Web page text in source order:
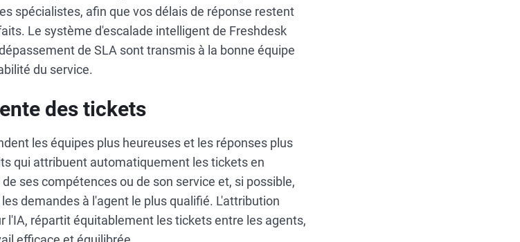
spécialistes, afin que vos délais de réponse restent
Le système d'escalade intelligent de Freshdesk
de SLA sont transmis à la bonne équipe
du service.
des tickets
les équipes plus heureuses et les réponses plus
qui attribuent automatiquement les tickets en
ses compétences ou de son service et, si possible,
demandes à l'agent le plus qualifié. L'attribution
l'IA, répartit équitablement les tickets entre les agents,